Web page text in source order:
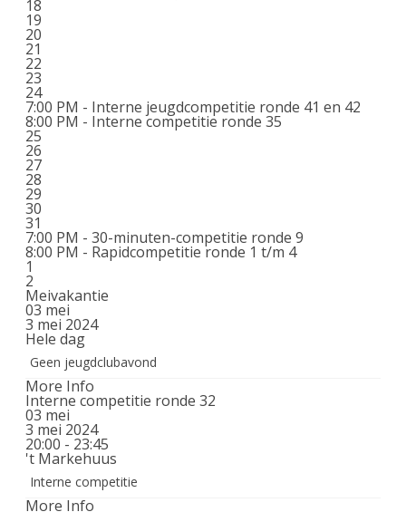
18
19
20
21
22
23
24
7:00 PM - Interne jeugdcompetitie ronde 41 en 42
8:00 PM - Interne competitie ronde 35
25
26
27
28
29
30
31
7:00 PM - 30-minuten-competitie ronde 9
8:00 PM - Rapidcompetitie ronde 1 t/m 4
1
2
Meivakantie
03 mei
3 mei 2024
Hele dag
Geen jeugdclubavond
More Info
Interne competitie ronde 32
03 mei
3 mei 2024
20:00 - 23:45
't Markehuus
Interne competitie
More Info